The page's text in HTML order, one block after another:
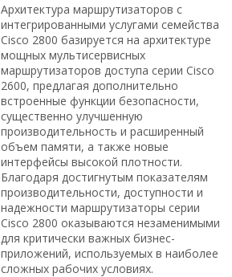
Архитектура маршрутизаторов с
интегрированными услугами семейства
Cisco 2800 базируется на архитектуре
мощных мультисервисных
маршрутизаторов доступа серии Cisco
2600, предлагая дополнительно
встроенные функции безопасности,
существенно улучшенную
производительность и расширенный
объем памяти, а также новые
интерфейсы высокой плотности.
Благодаря достигнутым показателям
производительности, доступности и
надежности маршрутизаторы серии
Cisco 2800 оказываются незаменимыми
для критически важных бизнес-
приложений, используемых в наиболее
сложных рабочих условиях.